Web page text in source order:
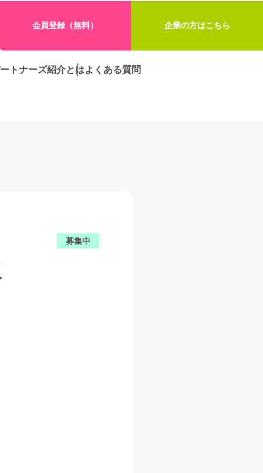
会員登録（無料） 企業の方はこちら
トナーズ紹介とはよくある質問
募集中